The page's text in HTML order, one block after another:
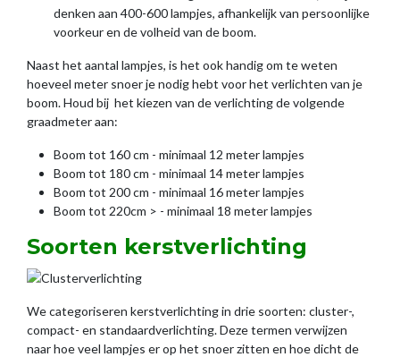
denken aan 400-600 lampjes, afhankelijk van persoonlijke
voorkeur en de volheid van de boom.
Naast het aantal lampjes, is het ook handig om te weten
hoeveel meter snoer je nodig hebt voor het verlichten van je
boom. Houd bij het kiezen van de verlichting de volgende
graadmeter aan:
Boom tot 160 cm - minimaal 12 meter lampjes
Boom tot 180 cm - minimaal 14 meter lampjes
Boom tot 200 cm - minimaal 16 meter lampjes
Boom tot 220cm > - minimaal 18 meter lampjes
Soorten kerstverlichting
We categoriseren kerstverlichting in drie soorten: cluster-,
compact- en standaardverlichting. Deze termen verwijzen
naar hoe veel lampjes er op het snoer zitten en hoe dicht de